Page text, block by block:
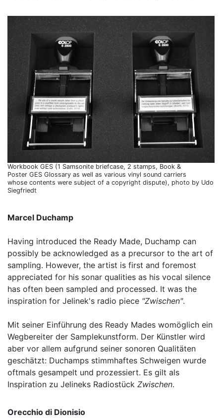
Workbook GES (1 Samsonite briefcase, 2 stamps, Book &
Poster GES Glossary as well as various vinyl sound carriers
whose contents were subject of a copyright dispute), photo by Udo
Siegfriedt
Marcel Duchamp
Having introduced the Ready Made, Duchamp can
possibly be acknowledged as a precursor to the art of
sampling. However, the artist is first and foremost
appreciated for his sonar qualities as his vocal silence
has often been sampled and processed. It was the
inspiration for Jelinek's radio piece "Zwischen".
Mit seiner Einführung des Ready Mades womöglich ein
Wegbereiter der Samplekunstform. Der Künstler wird
aber vor allem aufgrund seiner sonoren Qualitäten
geschätzt: Duchamps stimmhaftes Schweigen wurde
oftmals gesampelt und prozessiert. Es gilt als
Inspiration zu Jelineks Radiostück Zwischen.
Orecchio di Dionisio